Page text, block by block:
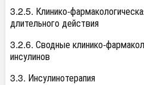
3.2.5. Клинико-
длительного действия
3.2.6. Сводные клинико-
инсулинов
3.3. Инсулинотерапия